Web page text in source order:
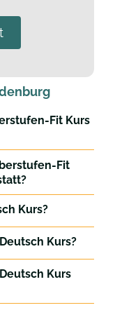
Fit Kurs
Fit
Kurs?
Kurs?
Kurs